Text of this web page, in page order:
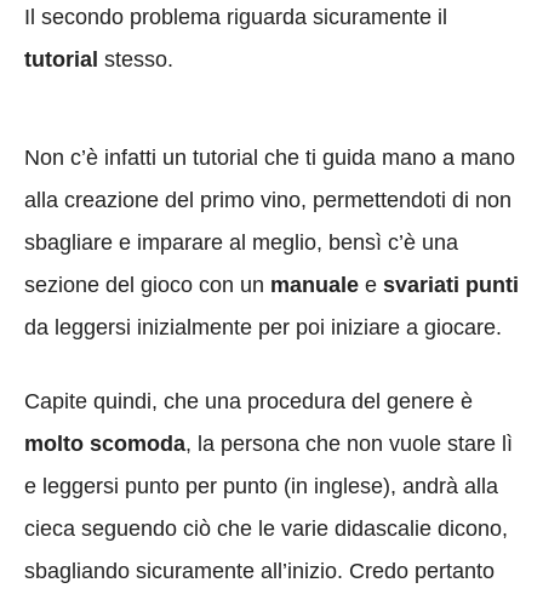
Il secondo problema riguarda sicuramente il
tutorial stesso.
Non c’è infatti un tutorial che ti guida mano a mano
alla creazione del primo vino, permettendoti di non
sbagliare e imparare al meglio, bensì c’è una
sezione del gioco con un manuale e svariati punti
da leggersi inizialmente per poi iniziare a giocare.
Capite quindi, che una procedura del genere è
molto scomoda, la persona che non vuole stare lì
e leggersi punto per punto (in inglese), andrà alla
cieca seguendo ciò che le varie didascalie dicono,
sbagliando sicuramente all’inizio. Credo pertanto